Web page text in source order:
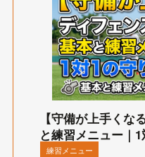
【守備が上手くな
と練習メニュー｜
練習メニュー